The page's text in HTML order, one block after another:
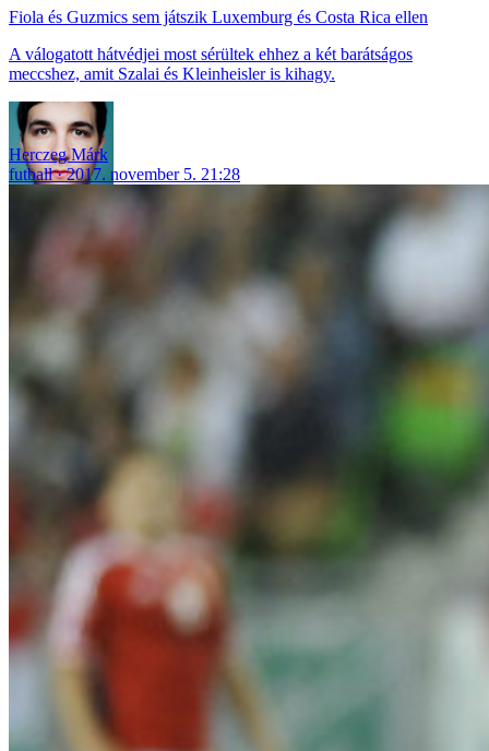
Fiola és Guzmics sem játszik Luxemburg és Costa Rica ellen
A válogatott hátvédjei most sérültek ehhez a két barátságos
meccshez, amit Szalai és Kleinheisler is kihagy.
Herczeg Márk
futball
2017. november 5. 21:28